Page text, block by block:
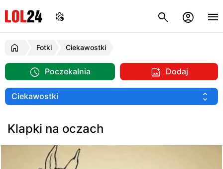
Fotki Ciekawostki
Poczekalnia Dodaj
Klapki na oczach